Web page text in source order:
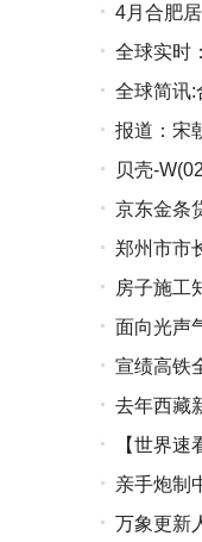
4月合肥
全球实时
全球简讯:
报道：宋
贝壳-
京东金条
郑州市市
房子施工
面向光声
宣绩高铁
去年西藏
【世界
亲手炮制
万象更新